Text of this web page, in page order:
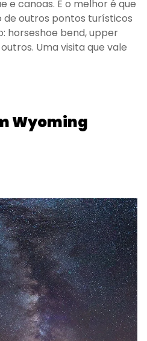
e canoas. E o melhor é que
outros pontos turísticos
horseshoe bend, upper
Uma visita que vale
Wyoming